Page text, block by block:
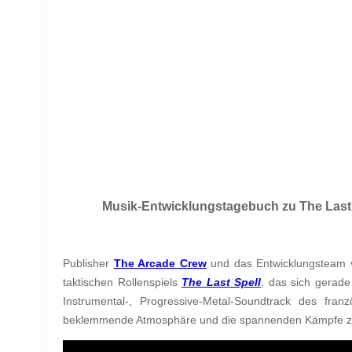
Musik-Entwicklungstagebuch zu The
Publisher The Arcade Crewund das
taktischen Rollenspiels The Last Spell , das sich
Instrumental-, Progressive-Metal-Soundtrack des
beklemmende Atmosphäre und die spannenden Kämpfe